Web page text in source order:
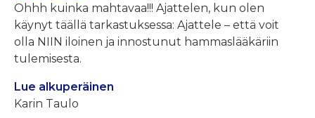
Ohhh kuinka mahtavaa!!! Ajattelen, kun olen
käynyt täällä tarkastuksessa: Ajattele – että voit
olla NIIN iloinen ja innostunut hammaslääkäriin
tulemisesta.
Lue alkuperäinen
Karin Taulo